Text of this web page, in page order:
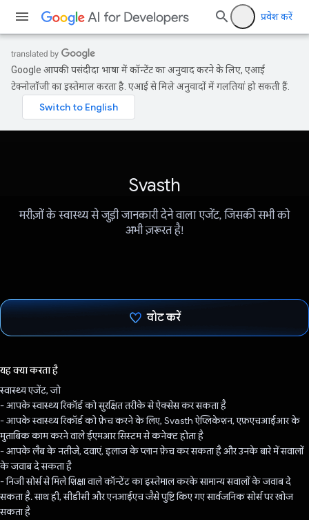
प्रवेश करें
Google आपकी पसंदीदा भाषा में कॉन्टेंट का अनुवाद करने के लिए, एआई
टेक्नोलॉजी का इस्तेमाल करता है. एआई से मिले अनुवादों में गलतियां हो सकती हैं.
Svasth
मरीज़ों के स्वास्थ्य से जुड़ी जानकारी देने वाला एजेंट, जिसकी सभी को
अभी ज़रूरत है!
वोट करें
यह क्या करता है
स्वास्थ्य एजेंट, जो
- आपके स्वास्थ्य रिकॉर्ड को सुरक्षित तरीके से ऐक्सेस कर सकता है
- आपके स्वास्थ्य रिकॉर्ड को फ़ेच करने के लिए, Svasth ऐप्लिकेशन, एफ़एचआईआर के
मुताबिक काम करने वाले ईएमआर सिस्टम से कनेक्ट होता है
- आपके लैब के नतीजे, दवाएं, इलाज के प्लान फ़ेच कर सकता है और उनके बारे में सवालों
के जवाब दे सकता है
- निजी सोर्स से मिले शिक्षा वाले कॉन्टेंट का इस्तेमाल करके सामान्य सवालों के जवाब दे
सकता है. साथ ही, सीडीसी और एनआईएच जैसे पुष्टि किए गए सार्वजनिक सोर्स पर खोज
सकता है